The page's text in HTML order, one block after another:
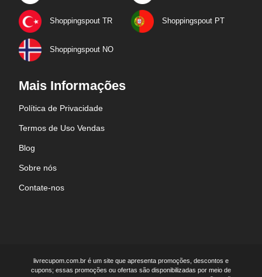
Shoppingspout TR Shoppingspout PT
Shoppingspout NO
Mais Informações
Política de Privacidade
Termos de Uso Vendas
Blog
Sobre nós
Contate-nos
livrecupom.com.br é um site que apresenta promoções, descontos e
cupons; essas promoções ou ofertas são disponibilizadas por meio de